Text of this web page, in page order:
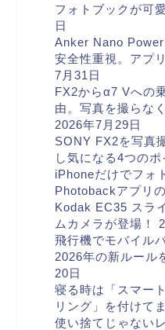
フォトブックが可
日
Anker Nano
安全性重視。アプ
7月31日
FX2からα7 Vへの
由。写真を撮らな
2026年7月29日
SONY FX2を写真
し気になる4つのポ
iPhoneだけでフォ
Photobackアプリ
Kodak EC35 スラ
ムカメラが登場！
飛行機でモバイル
2026年の新ルール
20日
寝る時は「スマー
リング」を付けて
使い捨てじゃない